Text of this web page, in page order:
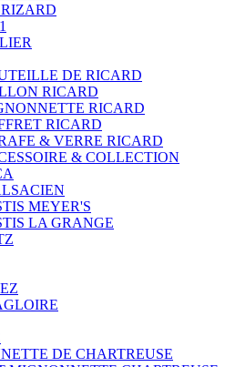
DE RICARD
RICARD
RICARD
RICARD
& VERRE RICARD
& COLLECTION
MEYER'S
LA GRANGE
DE CHARTREUSE